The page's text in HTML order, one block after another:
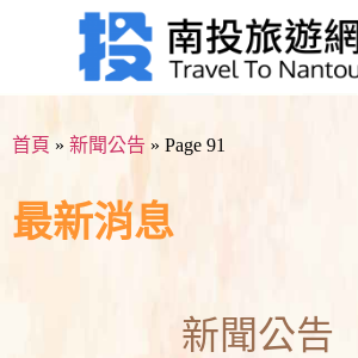
首頁 » 新聞公告 » Page 91
最新消息
新聞公告